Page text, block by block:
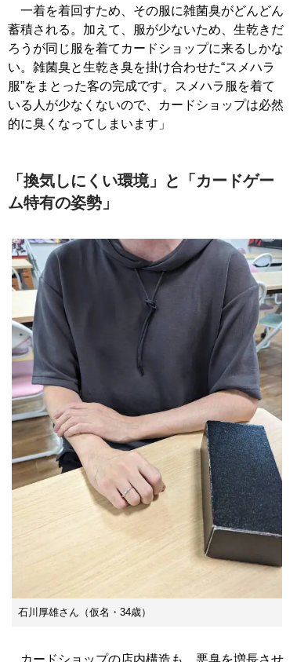
一着を着回すため、その服に雑菌臭がどんどん
蓄積される。加えて、服が少ないため、生乾きだ
ろうが同じ服を着てカードショップに来るしかな
い。雑菌臭と生乾き臭を掛け合わせた“スメハラ
服”をまとった客の完成です。スメハラ服を着て
いる人が少なくないので、カードショップは必然
的に臭くなってしまいます」
「換気しにくい環境」と「カードゲー
ム特有の姿勢」
石川厚雄さん（仮名・34歳）
カードショップの店内構造も、悪臭を増長させ